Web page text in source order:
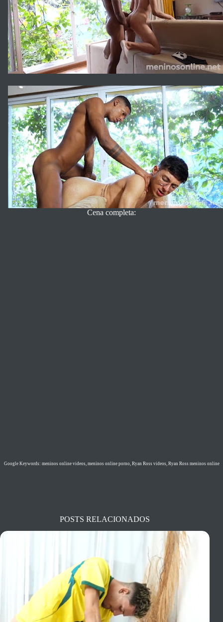
Cena completa:
Google Keywords: meninos online videos, meninos online porno, Ryan Ross videos, Ryan Ross meninos online
POSTS RELACIONADOS